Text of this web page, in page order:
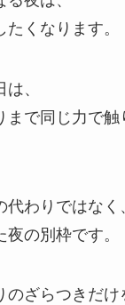
くなります。
、
で同じ力で触
わりではなく
の別枠です。
ざらつきだけ